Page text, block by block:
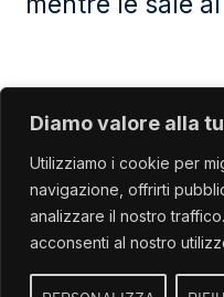
Diamo valore alla
Utilizziamo i cookie per
navigazione, offrirti
analizzare il nostro
acconsenti al nostro
dedicate alla